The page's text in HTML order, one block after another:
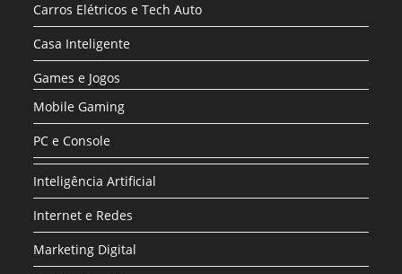
Carros Elétricos e Tech Auto
Casa Inteligente
Games e Jogos
Mobile Gaming
PC e Console
Inteligência Artificial
Internet e Redes
Marketing Digital